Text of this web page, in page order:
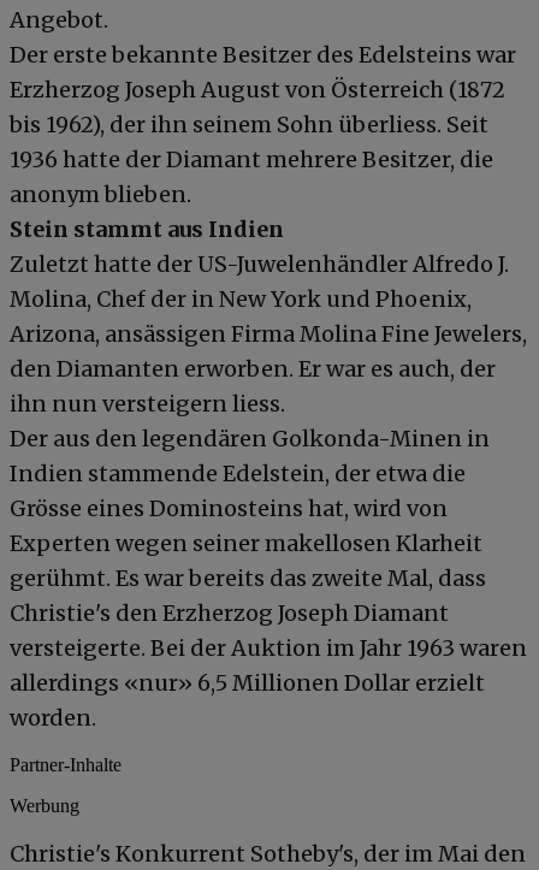
Angebot.
Der erste bekannte Besitzer des Edelsteins war
Erzherzog Joseph August von Österreich (1872
bis 1962), der ihn seinem Sohn überliess. Seit
1936 hatte der Diamant mehrere Besitzer, die
anonym blieben.
Stein stammt aus Indien
Zuletzt hatte der US-Juwelenhändler Alfredo J.
Molina, Chef der in New York und Phoenix,
Arizona, ansässigen Firma Molina Fine Jewelers,
den Diamanten erworben. Er war es auch, der
ihn nun versteigern liess.
Der aus den legendären Golkonda-Minen in
Indien stammende Edelstein, der etwa die
Grösse eines Dominosteins hat, wird von
Experten wegen seiner makellosen Klarheit
gerühmt. Es war bereits das zweite Mal, dass
Christie's den Erzherzog Joseph Diamant
versteigerte. Bei der Auktion im Jahr 1963 waren
allerdings «nur» 6,5 Millionen Dollar erzielt
worden.
Partner-Inhalte
Werbung
Christie's Konkurrent Sotheby's, der im Mai den